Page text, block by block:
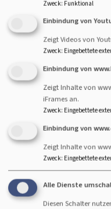
präventionsbeauftragten
selbst eine Schulung
einige der
Plattform:Multiplikator/
handeln.
Inhalt vonwww.info-
Regionale
Zweck: Funktional
Einbindung von
Zeigt Videos von
Zweck: Eingebettete
Einbindung von
Zeigt Inhalte von
iFrames an.
Zweck: Eingebettete
Einbindung von
Zeigt Inhalte von
Zweck: Eingebettete
Alle Dienste
Diesen Schalter